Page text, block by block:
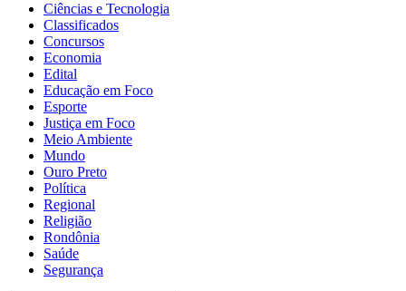
Ciências e Tecnologia
Classificados
Concursos
Economia
Edital
Educação em Foco
Esporte
Justiça em Foco
Meio Ambiente
Mundo
Ouro Preto
Política
Regional
Religião
Rondônia
Saúde
Segurança